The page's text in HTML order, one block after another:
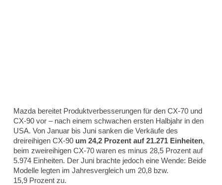
Mazda bereitet Produktverbesserungen für den CX-70 und
CX-90 vor – nach einem schwachen ersten Halbjahr in den
USA. Von Januar bis Juni sanken die Verkäufe des
dreireihigen CX-90 um 24,2 Prozent auf 21.271 Einheiten,
beim zweireihigen CX-70 waren es minus 28,5 Prozent auf
5.974 Einheiten. Der Juni brachte jedoch eine Wende: Beide
Modelle legten im Jahresvergleich um 20,8 bzw.
15,9 Prozent zu.